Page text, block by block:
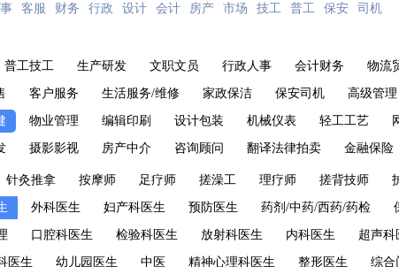
客服 财务 行政 设计 会计 房产 市场 技工 普工 保安 司机
普工技工 生产研发 文职文员 行政人事 会计财务 物流
客户服务 生活服务/维修 家政保洁 保安司机 高级管理
物业管理 编辑印刷 设计包装 机械仪表 轻工工艺
摄影影视 房产中介 咨询顾问 翻译法律拍卖 金融保险
针灸推拿 按摩师 足疗师 搓澡工 理疗师 搓背技师
外科医生 妇产科医生 预防医生 药剂/中药/西药/药检
口腔科医生 检验科医生 放射科医生 内科医生 超声科
医生 幼儿园医生 中医 精神心理科医生 整形医生 综合